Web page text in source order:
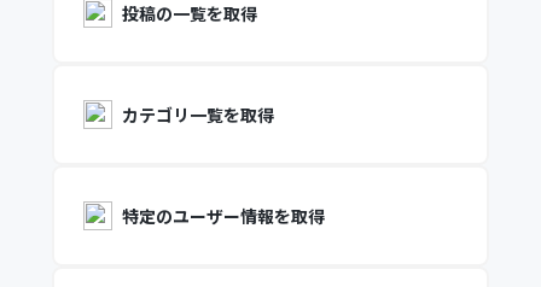
投稿の一覧を取得
カテゴリ一覧を取得
特定のユーザー情報を取得